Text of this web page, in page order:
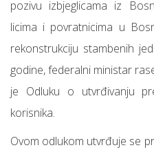
pozivu izbjeglicama iz
licima i povratnicima u
rekonstrukciju stambenih
godine, federalni ministar
je Odluku o utvrđivanju
korisnika.
Ovom odlukom utvrđuje se